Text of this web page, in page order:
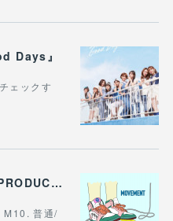
Days』
ェックす
MOVEMENT / MOVEMENT PRODUCTION
M10. 普通/